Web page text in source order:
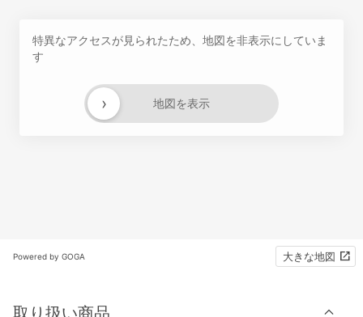
特異なアクセスが見られたため、地図を非表示にしていま
す
地図を表示
›
Powered by GOGA 大きな地図